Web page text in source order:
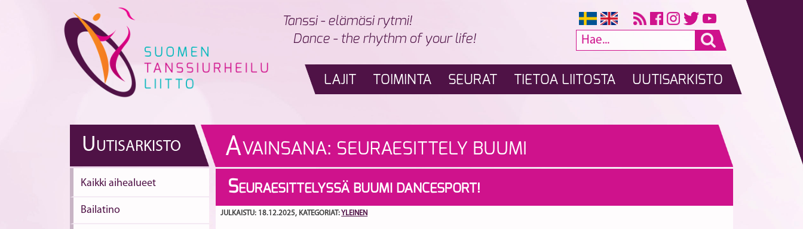
Tanssi - elämäsi rytmi!
Dance - the rhythm of your life!
LAJIT TOIMINTA SEURAT TIETOA LIITOSTA UUTISARKISTO
UUTISARKISTO
Kaikki aihealueet
Bailatino
AVAINSANA: SEURAESITTELY BUUMI
SEURAESITTELYSSÄ BUUMI DANCESPORT!
JULKAISTU: 18.12.2025, KATEGORIAT:YLEINEN